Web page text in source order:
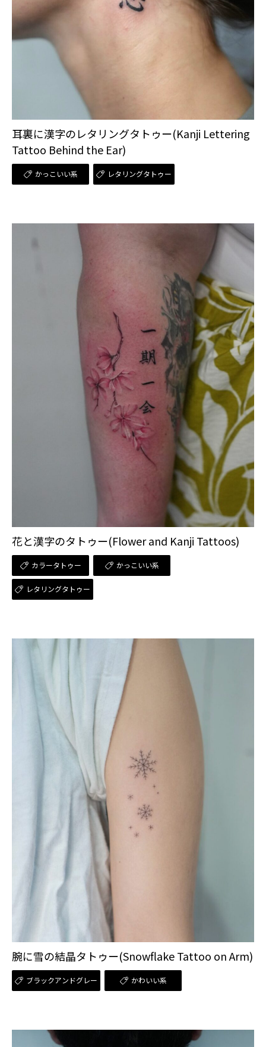
耳裏に漢字のレタリングタトゥー(Kanji Lettering
Tattoo Behind the Ear)
かっこいい系 レタリングタトゥー
花と漢字のタトゥー(Flower and Kanji Tattoos)
カラータトゥー かっこいい系
レタリングタトゥー
腕に雪の結晶タトゥー(Snowflake Tattoo on Arm)
ブラックアンドグレー かわいい系